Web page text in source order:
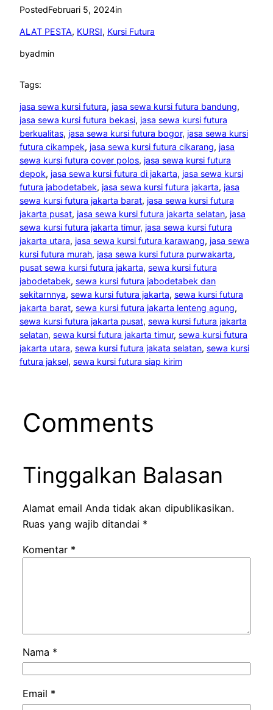
PostedFebruari 5, 2024in
ALAT PESTA, KURSI, Kursi Futura
byadmin
Tags:
jasa sewa kursi futura, jasa sewa kursi futura bandung
jasa sewa kursi futura bekasi, jasa sewa kursi futura
berkualitas, jasa sewa kursi futura bogor, jasa sewa kursi
futura cikampek, jasa sewa kursi futura cikarang, jasa
sewa kursi futura cover polos, jasa sewa kursi futura
depok, jasa sewa kursi futura di jakarta, jasa sewa kursi
futura jabodetabek, jasa sewa kursi futura jakarta, jasa
sewa kursi futura jakarta barat, jasa sewa kursi futura
jakarta pusat, jasa sewa kursi futura jakarta selatan, jasa
sewa kursi futura jakarta timur, jasa sewa kursi futura
jakarta utara, jasa sewa kursi futura karawang, jasa sewa
kursi futura murah, jasa sewa kursi futura purwakarta
pusat sewa kursi futura jakarta, sewa kursi futura
jabodetabek, sewa kursi futura jabodetabek dan
sekitarnnya, sewa kursi futura jakarta, sewa kursi futura
jakarta barat, sewa kursi futura jakarta lenteng agung
sewa kursi futura jakarta pusat, sewa kursi futura jakarta
selatan, sewa kursi futura jakarta timur, sewa kursi futura
jakarta utara, sewa kursi futura jakata selatan, sewa kursi
futura jaksel, sewa kursi futura siap kirim
Comments
Tinggalkan Balasan
Alamat email Anda tidak akan dipublikasikan.
Ruas yang wajib ditandai *
Komentar *
Nama *
Email *